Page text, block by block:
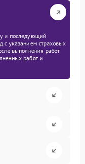
и последующий
с указанием страховых
выполнения работ
работ и